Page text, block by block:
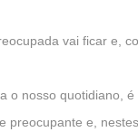
vai ficar e,
o nosso quotidiano,
e,